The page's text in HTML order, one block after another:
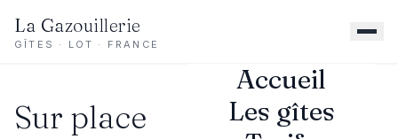
La Gazouillerie
GÎTES · LOT · FRANCE
Accueil
Les gîtes
Sur place